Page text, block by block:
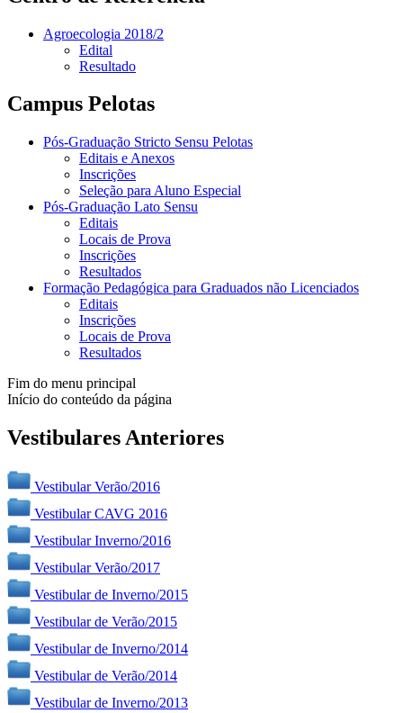
Agroecologia 2018/2
Edital
Resultado
Campus Pelotas
Pós-Graduação Stricto Sensu Pelotas
Editais e Anexos
Inscrições
Seleção para Aluno Especial
Pós-Graduação Lato Sensu
Editais
Locais de Prova
Inscrições
Resultados
Formação Pedagógica para Graduados não Licenciados
Editais
Inscrições
Locais de Prova
Resultados
Fim do menu principal
Início do conteúdo da página
Vestibulares Anteriores
Vestibular Verão/2016
Vestibular CAVG 2016
Vestibular Inverno/2016
Vestibular Verão/2017
Vestibular de Inverno/2015
Vestibular de Verão/2015
Vestibular de Inverno/2014
Vestibular de Verão/2014
Vestibular de Inverno/2013